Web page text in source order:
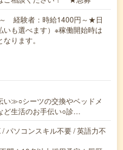
経験者：時給1400円～★日
も選べます）※稼働開始時は
ります。
≫○シーツの交換やベッドメ
ど生活のお手伝い○診…
パソコンスキル不要 / 英語力不